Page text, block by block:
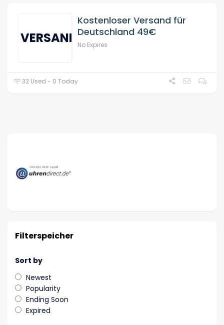
VERSAND
Kostenloser Versand für
Deutschland 49€
No Expires
32 Used - 0 Today
Filterspeicher
Sort by
Newest
Popularity
Ending Soon
Expired